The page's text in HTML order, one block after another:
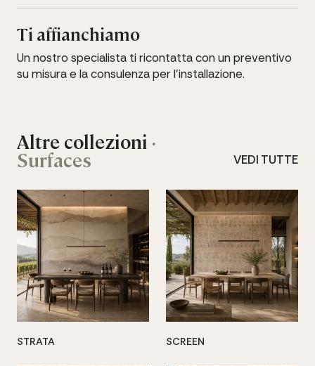
Ti affianchiamo
Un nostro specialista ti ricontatta con un preventivo
su misura e la consulenza per l'installazione.
Altre collezioni ·
Surfaces VEDI TUTTE
STRATA SCREEN